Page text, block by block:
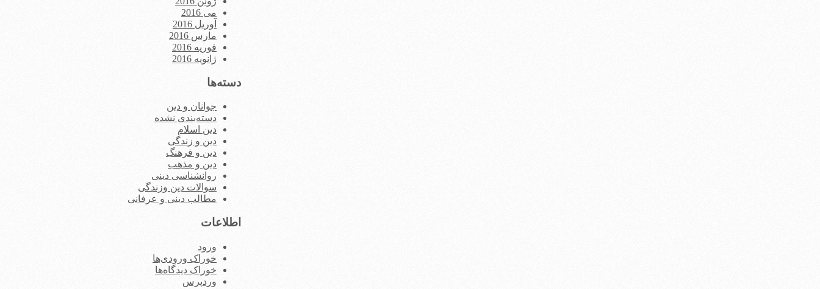
می 2016
آوریل 2016
مارس 2016
فوریه 2016
ژانویه 2016
دسته‌ها
جوانان و دین
دسته‌بندی نشده
دین اسلام
دین و زندگی
دین و فرهنگ
دین و مذهب
روانشناسی دینی
سوالات دین وزندگی
مطالب دینی و عرفانی
اطلاعات
ورود
خوراک ورودی‌ها
خوراک دیدگاه‌ها
وردپرس